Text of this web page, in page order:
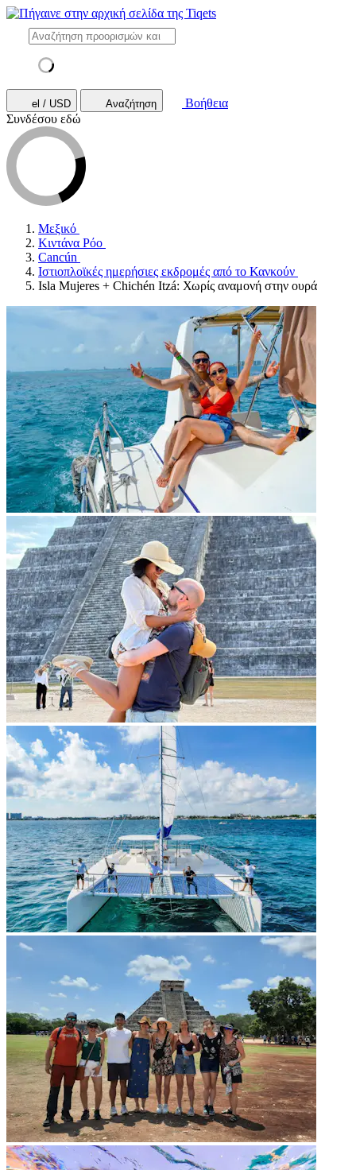
el / USD Αναζήτηση
Βοήθεια
Συνδέσου εδώ
Μεξικό
Κιντάνα Ρόο
Cancún
Ιστιοπλοϊκές ημερήσιες εκδρομές από το Κανκούν
Isla Mujeres + Chichén Itzá: Χωρίς αναμονή στην ουρά